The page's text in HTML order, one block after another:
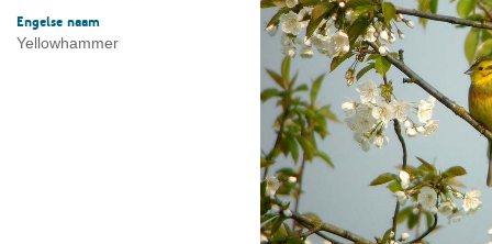
Engelse naam
Yellowhammer